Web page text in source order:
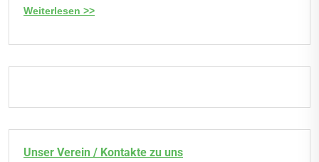
Weiterlesen >>
Unser Verein / Kontakte zu uns